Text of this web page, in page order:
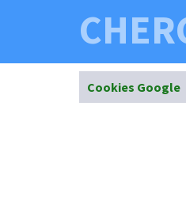
Cookies Google